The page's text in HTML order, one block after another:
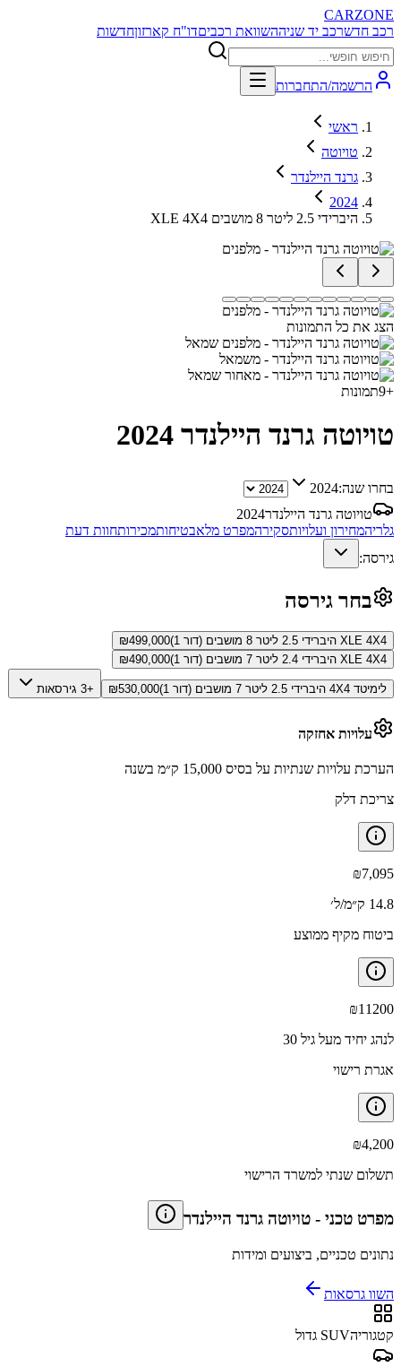
CARZONE
רכב חדשרכב יד שניההשוואת רכביםדו"ח קארזוןחדשות
הרשמה/התחברות
ראשי
טויוטה
גרנד היילנדר
2024
XLE 4X4 היברידי 2.5 ליטר 8 מושבים
הצג את כל התמונות
+
9תמונות
טויוטה גרנד היילנדר 2024
בחרו שנה:2024
טויוטה גרנד היילנדר2024
גלריהמחירון ועלויותסקירהמפרט מלאבטיחותמכירותחוות דעת
גירסה:
בחר גירסה
XLE 4X4 היברידי 2.5 ליטר 8 מושבים (דור 1) ₪499,000
XLE 4X4 היברידי 2.4 ליטר 7 מושבים (דור 1)
₪490,000
לימיטד 4X4 היברידי 2.5 ליטר 7 מושבים (דור 1) ₪530,000 +3 גירסאות
עלויות אחזקה
הערכת עלויות שנתיות על בסיס 15,000 ק״מ בשנה
צריכת דלק
₪7,095
14.8 ק״מ/ל׳
ביטוח מקיף ממוצע
₪11200
לנהג יחיד מעל גיל 30
אגרת רישוי
₪4,200
תשלום שנתי למשרד הרישוי
מפרט טכני - טויוטה גרנד היילנדר
נתונים טכניים, ביצועים ומידות
השוו גרסאות
קטגוריהSUV גדול